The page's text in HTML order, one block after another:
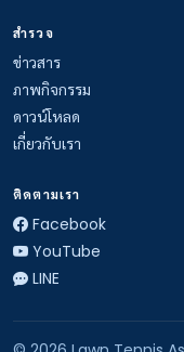
สำรวจ
ข่าวสาร
ภาพกิจกรรม
ดาวน์โหลด
เกี่ยวกับเรา
ติดตามเรา
Facebook
YouTube
LINE